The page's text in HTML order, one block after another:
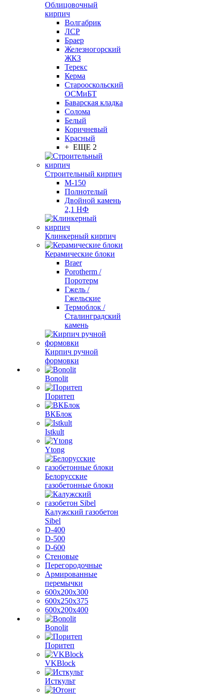
Облицовочный
кирпич
Волгабрик
ЛСР
Браер
Железногорский
ЖКЗ
Терекс
Керма
Старооскольский
ОСМиБТ
Баварская кладка
Солома
Белый
Коричневый
Красный
+ ЕЩЕ 2
Строительный кирпич
М-150
Полнотелый
Двойной камень
2,1 НФ
Клинкерный кирпич
Керамические блоки
Braer
Porotherm /
Поротерм
Гжель /
Гжельские
Термоблок /
Сталинградский
камень
Кирпич ручной
формовки
Bonolit
Поритеп
ВКБлок
Istkult
Ytong
Белорусские
газобетонные блоки
Калужский газобетон
Sibel
D-400
D-500
D-600
Стеновые
Перегородочные
Армированные
перемычки
600х200х300
600х250х375
600х200х400
Bonolit
Поритеп
VKBlock
Исткульт